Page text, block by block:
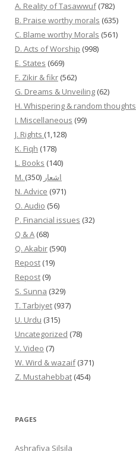
A. Reality of Tasawwuf(782)
B. Praise worthy morals (635)
C. Blame worthy Morals (561)
D. Acts of Worship (998)
E. States (669)
F. Zikir & fikr (562)
G. Dreams & Unveiling (62)
H. Whispering & random thoughts
I. Miscellaneous (99)
J. Rights (1,128)
K. Fiqh (178)
L. Books (140)
M. اشعار (350)
N. Advice (971)
O. Audio (56)
P. Financial issues (32)
Q & A (68)
Q. Akabir (590)
Repost (19)
Repost (9)
S. Sunna (329)
T. Tarbiyet (937)
U. Urdu (315)
Uncategorized (78)
V. Video (7)
W. Wird & wazaif(371)
Z. Mustahebbat (454)
PAGES
Ashrafiya Silsila